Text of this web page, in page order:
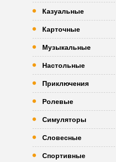
Казуальные
Карточные
Музыкальные
Настольные
Приключения
Ролевые
Симуляторы
Словесные
Спортивные